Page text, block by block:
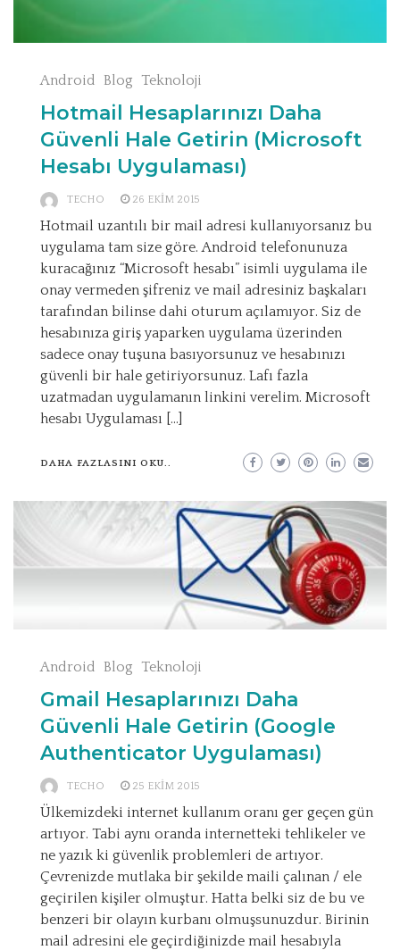
Android Blog Teknoloji
Hotmail Hesaplarınızı Daha
Güvenli Hale Getirin (Microsoft
Hesabı Uygulaması)
TECHO 26 EKIM 2015
Hotmail uzantılı bir mail adresi kullanıyorsanız bu
uygulama tam size göre. Android telefonunuza
kuracağınız “Microsoft hesabı” isimli uygulama ile
onay vermeden şifreniz ve mail adresiniz başkaları
tarafından bilinse dahi oturum açılamıyor. Siz de
hesabınıza giriş yaparken uygulama üzerinden
sadece onay tuşuna basıyorsunuz ve hesabınızı
güvenli bir hale getiriyorsunuz. Lafı fazla
uzatmadan uygulamanın linkini verelim. Microsoft
hesabı Uygulaması […]
DAHA FAZLASINI OKU..
Android Blog Teknoloji
Gmail Hesaplarınızı Daha
Güvenli Hale Getirin (Google
Authenticator Uygulaması)
TECHO 25 EKIM 2015
Ülkemizdeki internet kullanım oranı ger geçen gün
artıyor. Tabi aynı oranda internetteki tehlikeler ve
ne yazık ki güvenlik problemleri de artıyor.
Çevrenizde mutlaka bir şekilde maili çalınan / ele
geçirilen kişiler olmuştur. Hatta belki siz de bu ve
benzeri bir olayın kurbanı olmuşsunuzdur. Birinin
mail adresini ele geçirdiğinizde mail hesabıyla